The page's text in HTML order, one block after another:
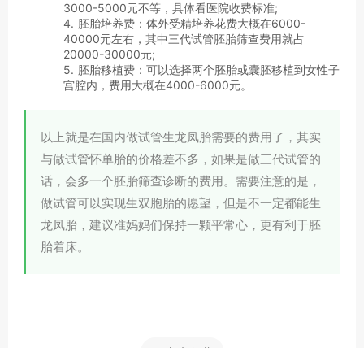
3000-5000元不等，具体看医院收费标准;
4. 胚胎培养费：体外受精培养花费大概在6000-
40000元左右，其中三代试管胚胎筛查费用就占
20000-30000元;
5. 胚胎移植费：可以选择两个胚胎或囊胚移植到女性子
宫腔内，费用大概在4000-6000元。
以上就是在国内做试管生龙凤胎需要的费用了，其实
与做试管怀单胎的价格差不多，如果是做三代试管的
话，会多一个胚胎筛查诊断的费用。需要注意的是，
做试管可以实现生双胞胎的愿望，但是不一定都能生
龙凤胎，建议准妈妈们保持一颗平常心，更有利于胚
胎着床。